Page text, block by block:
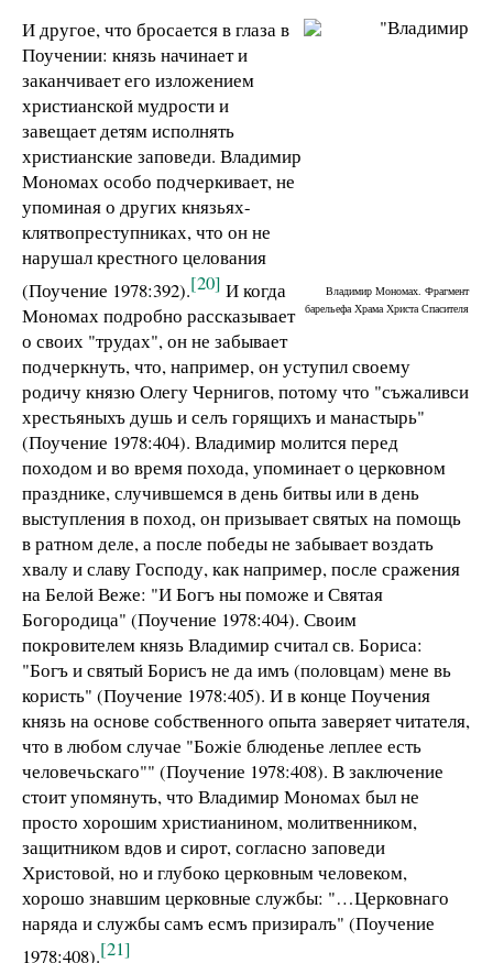
Владимир Мономах. Фрагмент
барельефа Храма Христа Спасителя
И другое, что бросается в глаза в
Поучении: князь начинает и
заканчивает его изложением
христианской мудрости и
завещает детям исполнять
христианские заповеди. Владимир
Мономах особо подчеркивает, не
упоминая о других князьях-
клятвопреступниках, что он не
нарушал крестного целования
(Поучение 1978:392).[20] И когда
Мономах подробно рассказывает
о своих "трудах", он не забывает
подчеркнуть, что, например, он уступил своему
родичу князю Олегу Чернигов, потому что "съжаливси
хрестьяныхъ душь и селъ горящихъ и манастырь"
(Поучение 1978:404). Владимир молится перед
походом и во время похода, упоминает о церковном
празднике, случившемся в день битвы или в день
выступления в поход, он призывает святых на помощь
в ратном деле, а после победы не забывает воздать
хвалу и славу Господу, как например, после сражения
на Белой Веже: "И Богъ ны поможе и Святая
Богородица" (Поучение 1978:404). Своим
покровителем князь Владимир считал св. Бориса:
"Богъ и святый Борисъ не да имъ (половцам) мене вь
користь" (Поучение 1978:405). И в конце Поучения
князь на основе собственного опыта заверяет читателя,
что в любом случае "Божiе блюденье леплее есть
человечьскаго"" (Поучение 1978:408). В заключение
стоит упомянуть, что Владимир Мономах был не
просто хорошим христианином, молитвенником,
защитником вдов и сирот, согласно заповеди
Христовой, но и глубоко церковным человеком,
хорошо знавшим церковные службы: "…Церковнаго
наряда и службы самъ есмъ призиралъ" (Поучение
1978:408).[21]